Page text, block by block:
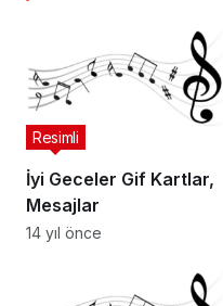
İyi Geceler Gif Kartlar,
Mesajlar
Resimli
14 yıl önce